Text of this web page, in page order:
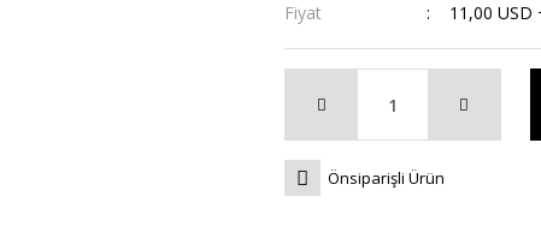
Fiyat
11,00 USD
Önsiparişli Ürün